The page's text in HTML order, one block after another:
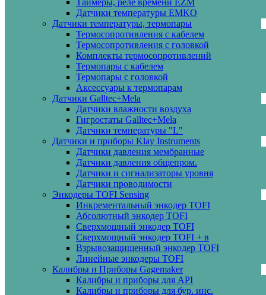
Таймеры, реле времени EZM
Датчики температуры EMKO
Датчики температуры, термопары
Термосопротивления с кабелем
Термосопротивления с головкой
Комплекты термосопротивлений
Термопары с кабелем
Термопары с головкой
Аксессуары к термопарам
Датчики Galltec+Mela
Датчики влажности воздуха
Гигростаты Galltec+Mela
Датчики температуры "L"
Датчики и приборы Klay Instruments
Датчики давления мембранные
Датчики давления общепром.
Датчики и сигнализаторы уровня
Датчики проводимости
Энкодеры TOFI Sensing
Инкрементальный энкодер TOFI
Абсолютный энкодер TOFI
Сверхмощный энкодер TOFI
Сверхмощный энкодер TOFI + в
Взрывозащищенный энкодер TOFI
Линейные энкодеры TOFI
Калибры и Приборы Gagemaker
Калибры и приборы для API
Калибры и приборы для бур. инс.